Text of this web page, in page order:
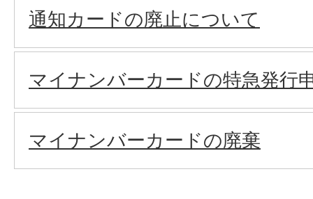
通知カードの廃止について
マイナンバーカードの特急発行
マイナンバーカードの廃棄